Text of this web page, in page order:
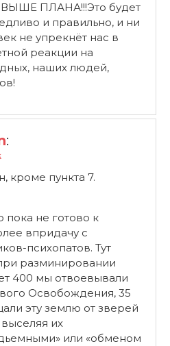
ПЛАНА!!!Это будет
и правильно, и ни
не упрекнёт нас в
реакции на
наших людей,
:
кроме пункта 7.
пока не готово к
впридачу с
психопатов. Тут
разминировании
400 мы отвоевывали
Освобождения, 35
эту землю от зверей
их
или «обменом